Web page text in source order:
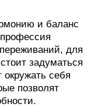
и баланс
для
задуматься
себя
позволят